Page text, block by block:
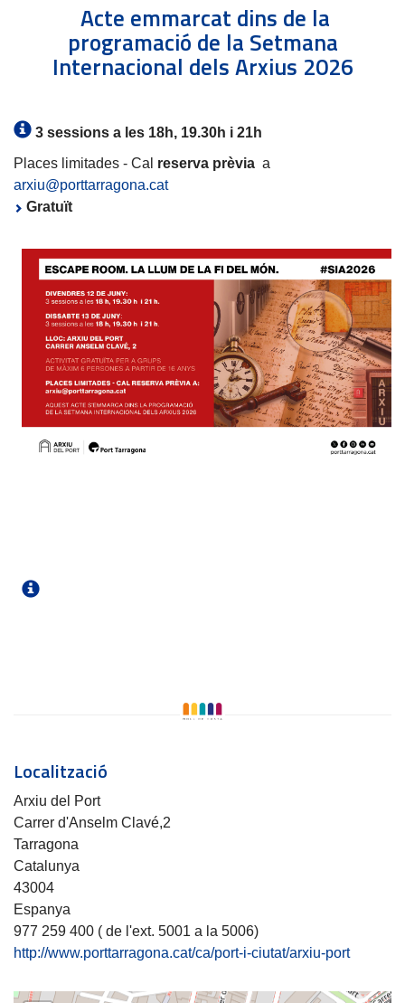
Acte emmarcat dins de la
programació de la Setmana
Internacional dels Arxius 2026
3 sessions a les 18h, 19.30h i 21h
Places limitades - Cal reserva prèvia a
arxiu@porttarragona.cat
Gratuït
Localització
Arxiu del Port
Carrer d'Anselm Clavé,2
Tarragona
Catalunya
43004
Espanya
977 259 400 ( de l'ext. 5001 a la 5006)
http://www.porttarragona.cat/ca/port-i-ciutat/arxiu-port